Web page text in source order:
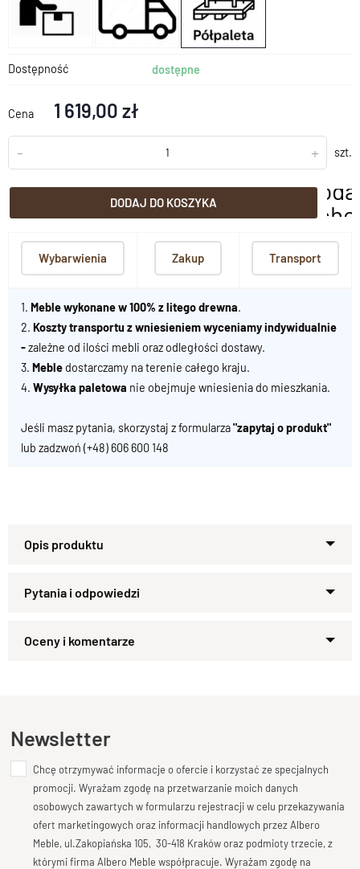
Dostępność dostępne
Cena 1 619,00 zł
- + szt.
DODAJ DO KOSZYKA
Wybarwienia Zakup Transport
1. Meble wykonane w 100% z litego drewna.
2. Koszty transportu z wniesieniem wyceniamy indywidualnie
-zależne od ilości mebli oraz odległości dostawy.
3. Meble dostarczamy na terenie całego kraju.
4. Wysyłka paletowa nie obejmuje wniesienia do mieszkania.
Jeśli masz pytania, skorzystaj z formularza"zapytaj o produkt"
lub zadzwoń (+48) 606 600 148
Lite Drewno: 100 % PALISANDER .
Zapytaj o produkt
Dodaj opinię o produkcie
Twoja ocena
Bardzo dobry
Twoja opinia o produkcie
Newsletter
Chcę otrzymywać informacje o ofercie i korzystać ze specjalnych
promocji. Wyrażam zgodę na przetwarzanie moich danych
osobowych zawartych w formularzu rejestracji w celu przekazywania
ofert marketingowych oraz informacji handlowych przez Albero
Meble, ul.Zakopiańska 105, 30-418 Kraków oraz podmioty trzecie, z
którymi firma Albero Meble współpracuje. Wyrażam zgodę na